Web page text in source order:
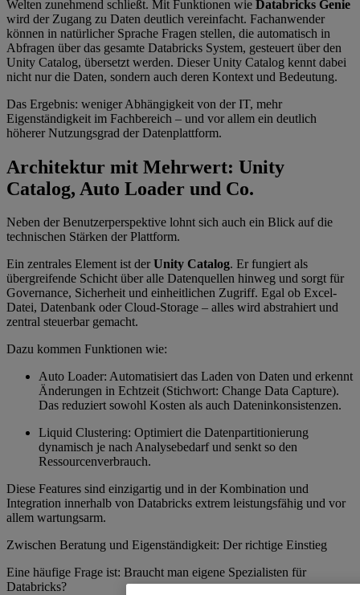
Welten zunehmend schließt. Mit Funktionen wie Databricks Genie
wird der Zugang zu Daten deutlich vereinfacht. Fachanwender
können in natürlicher Sprache Fragen stellen, die automatisch in
Abfragen über das gesamte Databricks System, gesteuert über den
Unity Catalog, übersetzt werden. Dieser Unity Catalog kennt dabei
nicht nur die Daten, sondern auch deren Kontext und Bedeutung.
Das Ergebnis: weniger Abhängigkeit von der IT, mehr
Eigenständigkeit im Fachbereich – und vor allem ein deutlich
höherer Nutzungsgrad der Datenplattform.
Architektur mit Mehrwert: Unity
Catalog, Auto Loader und Co.
Neben der Benutzerperspektive lohnt sich auch ein Blick auf die
technischen Stärken der Plattform.
Ein zentrales Element ist derUnity Catalog. Er fungiert als
übergreifende Schicht über alle Datenquellen hinweg und sorgt für
Governance, Sicherheit und einheitlichen Zugriff. Egal ob Excel-
Datei, Datenbank oder Cloud-Storage – alles wird abstrahiert und
zentral steuerbar gemacht.
Dazu kommen Funktionen wie:
Auto Loader: Automatisiert das Laden von Daten und erkennt
Änderungen in Echtzeit (Stichwort: Change Data Capture).
Das reduziert sowohl Kosten als auch Dateninkonsistenzen.
Liquid Clustering: Optimiert die Datenpartitionierung
dynamisch je nach Analysebedarf und senkt so den
Ressourcenverbrauch.
Diese Features sind einzigartig und in der Kombination und
Integration innerhalb von Databricks extrem leistungsfähig und vor
allem wartungsarm.
Zwischen Beratung und Eigenständigkeit: Der richtige Einstieg
Eine häufige Frage ist: Braucht man eigene Spezialisten für
Databricks?